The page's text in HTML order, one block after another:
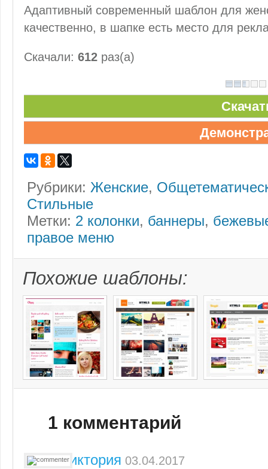
Адаптивный современный шаблон для
качественно, в шапке есть место для
Скачали: 612 раз(а)
Рубрики: Женские,
Стильные
Метки: 2 колонки, баннеры,
правое меню
Похожие шаблоны:
1 комментарий
Виктория 03.04.2017